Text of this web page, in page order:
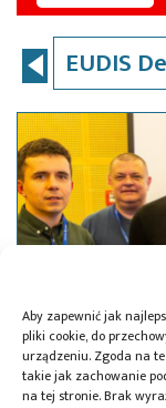
Aby zapewnić jak
pliki cookie, do
urządzeniu. Zgoda na
takie jak zachowanie
na tej stronie. Brak
EUDIS